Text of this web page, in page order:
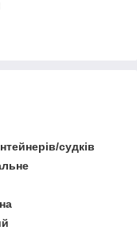
судків